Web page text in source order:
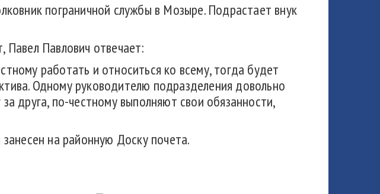
пограничной службы в Мозыре. Подрастает внук
Павел Павлович отвечает:
работать и относиться ко всему, тогда будет
Одному руководителю подразделения довольно
друга, по-честному выполняют свои обязанности,
на районную Доску почета.